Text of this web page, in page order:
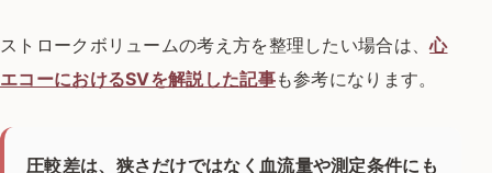
ストロークボリュームの考え方を整理したい場合は、心
エコーにおけるSVを解説した記事も参考になります。
圧較差は、狭さだけではなく血流量や測定条件にも